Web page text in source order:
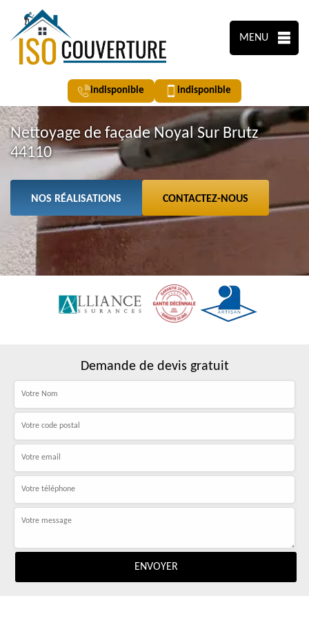
MENU
indisponible indisponible
Nettoyage de façade Noyal Sur Brutz
44110
NOS RÉALISATIONS CONTACTEZ-NOUS
Demande de devis gratuit